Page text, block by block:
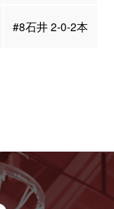
#8石井 2-0-2本